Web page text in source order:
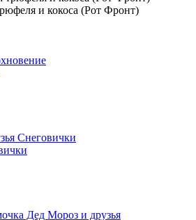
и кокоса (Рот Фронт)